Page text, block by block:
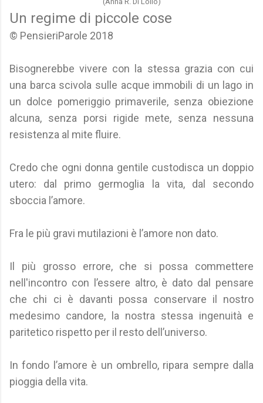
Un regime di piccole cose
© PensieriParole 2018
Bisognerebbe vivere con la stessa grazia con cui
una barca scivola sulle acque immobili di un lago in
un dolce pomeriggio primaverile, senza obiezione
alcuna, senza porsi rigide mete, senza nessuna
resistenza al mite fluire.
Credo che ogni donna gentile custodisca un doppio
utero: dal primo germoglia la vita, dal secondo
sboccia l’amore.
Fra le più gravi mutilazioni è l’amore non dato.
Il più grosso errore, che si possa commettere
nell'incontro con l’essere altro, è dato dal pensare
che chi ci è davanti possa conservare il nostro
medesimo candore, la nostra stessa ingenuità e
paritetico rispetto per il resto dell’universo.
In fondo l’amore è un ombrello, ripara sempre dalla
pioggia della vita.